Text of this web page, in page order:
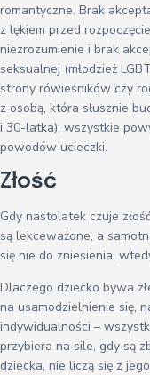
romantyczne. Brak
z lękiem przed
niezrozumienie i brak
seksualnej (młodzież
strony rówieśników czy
z osobą, która słusznie
i 30-latka); wszystkie
powodów ucieczki.
Złość
Gdy nastolatek czuje
są lekceważone, a
się nie do zniesienia,
Dlaczego dziecko bywa
na usamodzielnienie się,
indywidualności –
przybiera na sile, gdy są
dziecka, nie liczą się z